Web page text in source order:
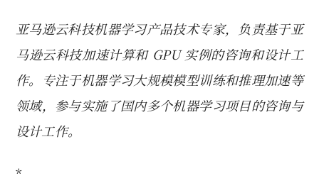
亚马逊云科技机器学习产品技术专家，负责基于亚
马逊云科技加速计算和 GPU 实例的咨询和设计工
作。专注于机器学习大规模模型训练和推理加速等
领域，参与实施了国内多个机器学习项目的咨询与
设计工作。
*